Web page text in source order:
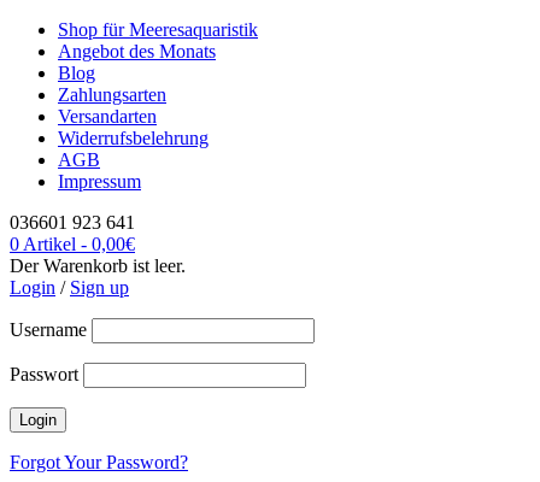
Shop für Meeresaquaristik
Angebot des Monats
Blog
Zahlungsarten
Versandarten
Widerrufsbelehrung
AGB
Impressum
036601 923 641
0 Artikel - 0,00€
Der Warenkorb ist leer.
Login / Sign up
Username
Passwort
Forgot Your Password?